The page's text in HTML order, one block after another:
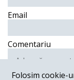
Email
Comentariu
Folosim cookie-